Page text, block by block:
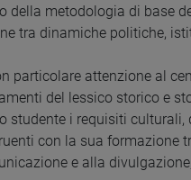
della metodologia di base
tra dinamiche politiche,
particolare attenzione al
del lessico storico e
studente i requisiti
con la sua formazione
e alla